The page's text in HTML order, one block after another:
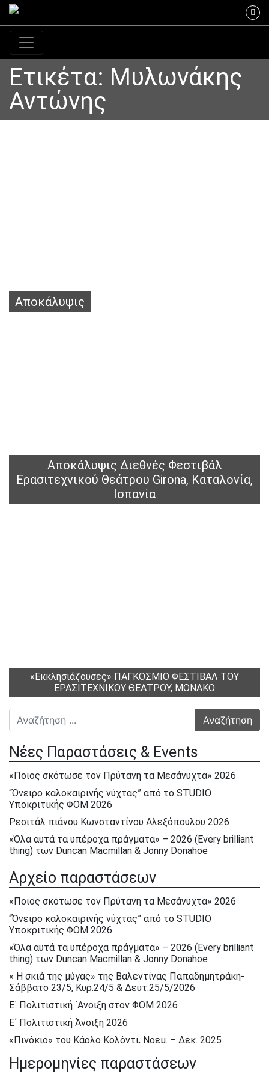
Κύρια πλοήγηση
Ετικέτα: Μυλωνάκης
Αντώνης
Αποκάλυψις
Αποκάλυψις Διεθνές Φεστιβάλ
Ερασιτεχνικού Θεάτρου Girona, Καταλονία,
Ισπανία
«Εκκλησιάζουσες» ΠΑΓΚΟΣΜΙΟ ΦΕΣΤΙΒΑΛ ΤΟΥ
ΕΡΑΣΙΤΕΧΝΙΚΟΥ ΘΕΑΤΡΟΥ, ΜΟΝΑΚΟ
Αναζήτηση για:
Νέες Παραστάσεις & Events
«Ποιος σκότωσε τον Πρύτανη τα Μεσάνυχτα» 2026
“Όνειρο καλοκαιρινής νύχτας” από το STUDIO
Υποκριτικής ΦΟΜ 2026
Ρεσιτάλ πιάνου Κωνσταντίνου Αλεξόπουλου 2026
«Όλα αυτά τα υπέροχα πράγματα» – 2026 (Every brilliant
thing) των Duncan Macmillan & Jonny Donahoe
Σάββατο 23/5, Κυρ.24/5 & Δευτ.25/5/2026
Ε΄ Πολιτιστική ΄Ανοιξη στον ΦΟΜ 2026
Ε΄ Πολιτιστική Άνοιξη 2026
Ηρακλής Πασχαλίδης, Σάββατο 9 Μαίου 2026
Αφιέρωμα στον Νίκο Περέλη 15/12/2025
«Πινόκιο» του Κάρλο Κολόντι, Νοεμ. – Δεκ. 2025
Ρεσιτάλ : «Αειθαλείς άριες» με την Δραματική σοπράνο
Ιωάννα Καρβελά και την πιανίστα Νίκη Κεραμέκη, Οκτ.
2025
STUDIO Υποκριτικής Ενηλίκων 2025 – 2026
ΕΦΗΒΙΚΟ ΘΕΑΤΡΟ στον ΦΟΜ 2025 – 2026
“Λυσιστράτη ” Αριστοφάνη, (διασκευή) , Παιδικό Τμήμα
του ΦΟΜ – 2025
Αρχείο παραστάσεων
«Ποιος σκότωσε τον Πρύτανη τα Μεσάνυχτα» 2026
“Όνειρο καλοκαιρινής νύχτας” από το STUDIO
Υποκριτικής ΦΟΜ 2026
«Όλα αυτά τα υπέροχα πράγματα» – 2026 (Every brilliant
thing) των Duncan Macmillan & Jonny Donahoe
« Η σκιά της μύγας» της Βαλεντίνας Παπαδημητράκη-
Σάββατο 23/5, Κυρ.24/5 & Δευτ.25/5/2026
Ε΄ Πολιτιστική ΄Ανοιξη στον ΦΟΜ 2026
Ε΄ Πολιτιστική Άνοιξη 2026
«Πινόκιο» του Κάρλο Κολόντι, Νοεμ. – Δεκ. 2025
“Λυσιστράτη ” Αριστοφάνη, (διασκευή) , Παιδικό Τμήμα
του ΦΟΜ – 2025
Ημερομηνίες παραστάσεων